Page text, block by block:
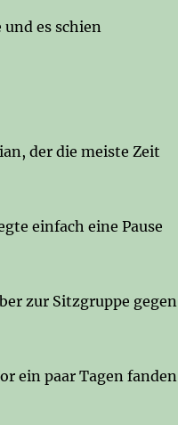
es schien
der die meiste Zeit
einfach eine Pause
zur Sitzgruppe gegen
ein paar Tagen fanden